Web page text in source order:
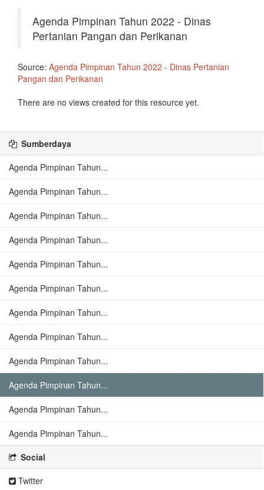
Agenda Pimpinan Tahun 2022 - Dinas
Pertanian Pangan dan Perikanan
Source: Agenda Pimpinan Tahun 2022 - Dinas Pertanian
Pangan dan Perikanan
There are no views created for this resource yet.
Sumberdaya
Agenda Pimpinan Tahun...
Agenda Pimpinan Tahun...
Agenda Pimpinan Tahun...
Agenda Pimpinan Tahun...
Agenda Pimpinan Tahun...
Agenda Pimpinan Tahun...
Agenda Pimpinan Tahun...
Agenda Pimpinan Tahun...
Agenda Pimpinan Tahun...
Agenda Pimpinan Tahun...
Agenda Pimpinan Tahun...
Agenda Pimpinan Tahun...
Social
Twitter